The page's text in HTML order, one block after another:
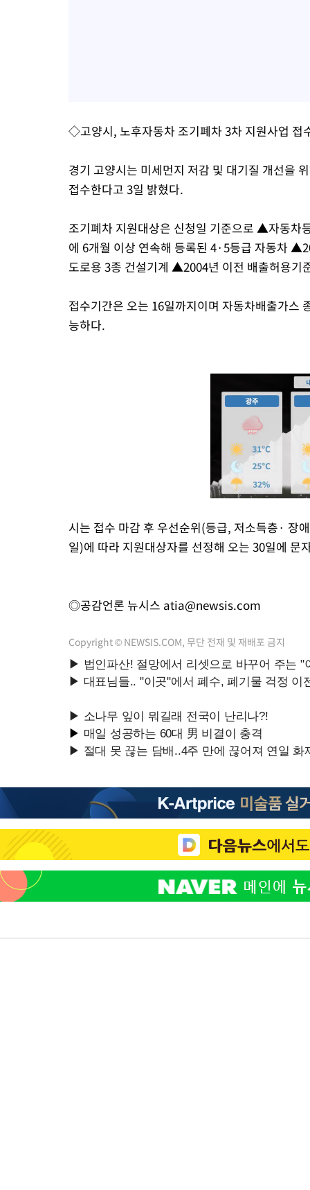
◇고양시, 노후자동차 조기폐차 3차 지원사업 접
경기 고양시는 미세먼지 저감 및 대기질 개선을
접수한다고 3일 밝혔다.
조기폐차 지원대상은 신청일 기준으로 ▲자동차
에 6개월 이상 연속해 등록된 4·5등급 자동차
도로용 3종 건설기계 ▲2004년 이전 배출허용기
접수기간은 오는 16일까지이며 자동차배출가스
능하다.
시는 접수 마감 후 우선순위(등급, 저소득층· 장
일)에 따라 지원대상자를 선정해 오는 30일에 문
◎공감언론 뉴시스 atia@newsis.com
Copyright © NEWSIS.COM, 무단 전재 및 재배포 금지